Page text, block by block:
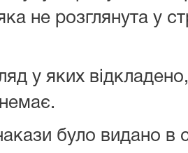
не розглянута у
у яких відкладено,
було видано в